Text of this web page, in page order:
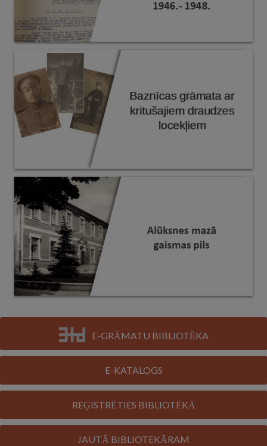
E-GRĀMATU BIBLIOTĒKA
E-KATALOGS
REĢISTRĒTIES BIBLIOTĒKĀ
JAUTĀ BIBLIOTEKĀRAM